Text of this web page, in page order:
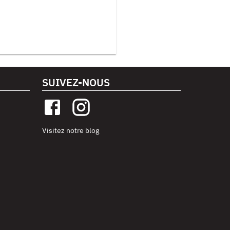
SUIVEZ-NOUS
Visitez notre blog